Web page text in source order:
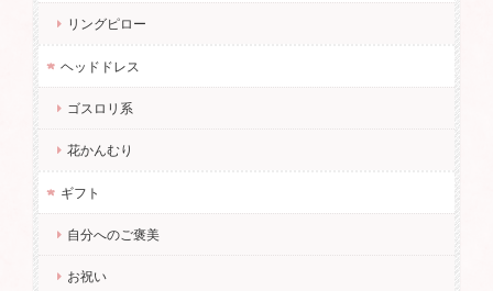
リングピロー
ヘッドドレス
ゴスロリ系
花かんむり
ギフト
自分へのご褒美
お祝い